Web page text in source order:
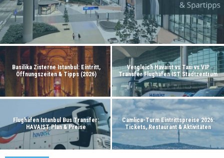
Basilika Zisterne Istanbul: Eintritt,
Öffnungszeiten & Tipps (2026)
Vergleich Havaist vs Taxi vs VIP
Transfer Flughafen IST Stadtzentrum
Flughafen Istanbul Bus Transfer:
HAVAIST Plan & Preise
Camlica-Turm Eintrittspreise 2026:
Tickets, Restaurant & Aktivitäten